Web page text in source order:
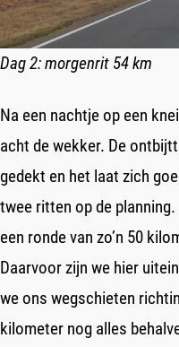
Dag 2: morgenrit 54 km
Na een nachtje op een
acht de wekker. De
gedekt en het laat zich
twee ritten op de
een ronde van zo’n 50
Daarvoor zijn we hier
we ons wegschieten
kilometer nog alles